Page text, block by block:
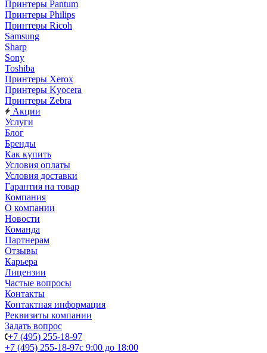
Принтеры Pantum
Принтеры Philips
Принтеры Ricoh
Samsung
Sharp
Sony
Toshiba
Принтеры Xerox
Принтеры Kyocera
Принтеры Zebra
Акции
Услуги
Блог
Бренды
Как купить
Условия оплаты
Условия доставки
Гарантия на товар
Компания
О компании
Новости
Команда
Партнерам
Отзывы
Карьера
Лицензии
Частые вопросы
Контакты
Контактная информация
Реквизиты компании
Задать вопрос
+7 (495) 255-18-97
+7 (495) 255-18-97с 9:00 до 18:00